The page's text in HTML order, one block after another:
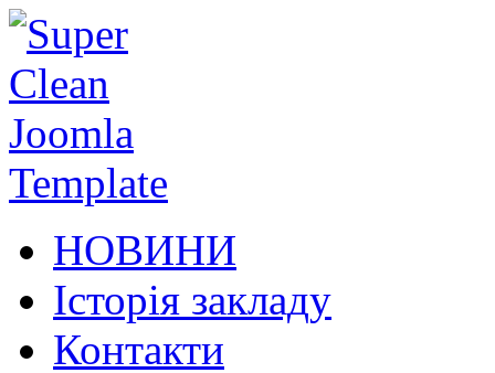
НОВИНИ
Історія закладу
Контакти